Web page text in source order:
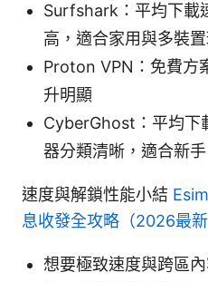
Surfshark：平均下載
高，適合家用與多裝
Proton VPN：免費方
升明顯
CyberGhost：平均下
器分類清晰，適合新手
速度與解鎖性能小結
息收發全攻略（2026最
想要極致速度與跨區